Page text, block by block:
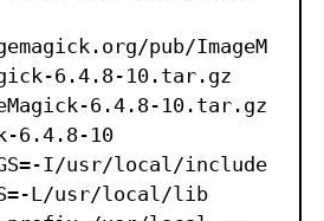
pub/ImageM
6.4.8-10.tar.gz
6.4.8-10.tar.gz
6.4.8-10
I/usr/local/include
L/usr/local/lib